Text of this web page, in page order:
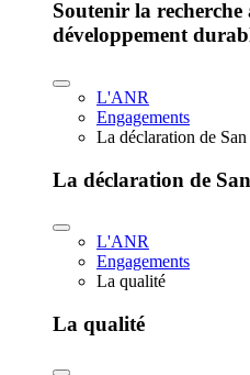
Soutenir la recherche
développement
L'ANR
Engagements
La déclaration de
La déclaration de
L'ANR
Engagements
La qualité
La qualité